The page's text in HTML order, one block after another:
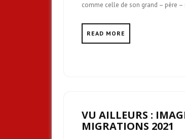
comme celle de son grand – père
READ MORE
VU AILLEURS :
MIGRATIONS 2021